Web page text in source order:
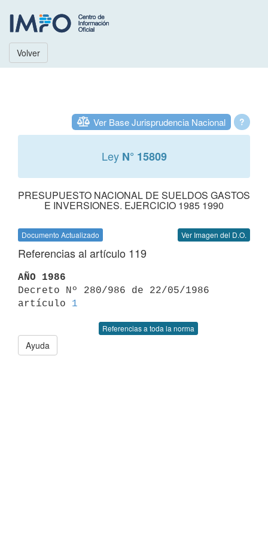
Volver
?
Ver Base Jurisprudencia Nacional
Ley N° 15809
PRESUPUESTO NACIONAL DE SUELDOS GASTOS
E INVERSIONES. EJERCICIO 1985 1990
Documento Actualizado Ver Imagen del D.O.
Referencias al artículo 119
AÑO 1986
Decreto Nº 280/986 de 22/05/1986
artículo 1
Referencias a toda la norma
Ayuda